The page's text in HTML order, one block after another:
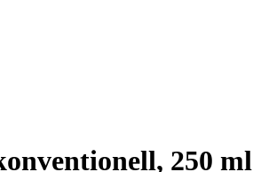
250 ml